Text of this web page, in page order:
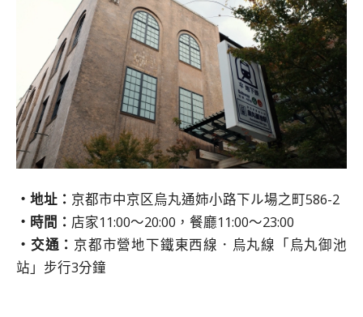
・地址： 京都市中京区烏丸通姉小路下ル場之町586-2
・時間： 店家11:00～20:00，餐廳11:00～23:00
・交通： 京都市營地下鐵東西線．烏丸線「烏丸御池
站」步行3分鐘